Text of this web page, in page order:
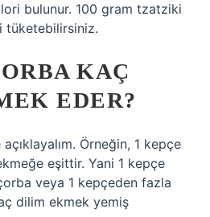
bulunur. 100 gram tzatziki
tüketebilirsiniz.
KAÇ
EDER?
Örneğin, 1 kepçe
eşittir. Yani 1 kepçe
veya 1 kepçeden fazla
dilim ekmek yemiş